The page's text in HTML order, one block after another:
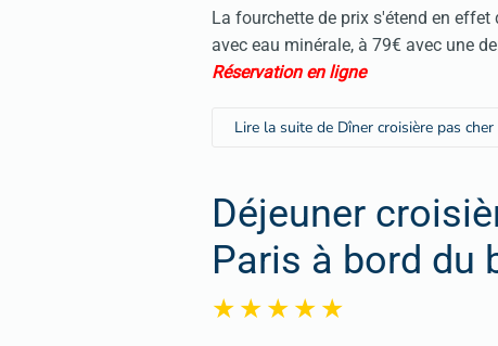
La fourchette de prix s'étend en
avec eau minérale, à 79€ avec une
Réservation en ligne
Lire la suite de Dîner croisière pas cher
Déjeuner
Paris à bord du